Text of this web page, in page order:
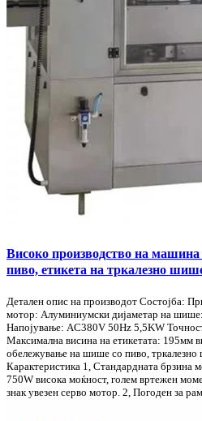
Високо производство на
пиво, етикета на тркалезно
Детален опис на производот Состојба:
мотор: Алуминиумски дијаметар на
Напојување: AC380V 50Hz 5,5KW
Максимална висина на етикетата: 195мм
обележување на шише со пиво,
Карактеристика 1, Стандардната брзина
750W висока моќност, голем вртежен
знак увезен серво мотор. 2, Погоден за